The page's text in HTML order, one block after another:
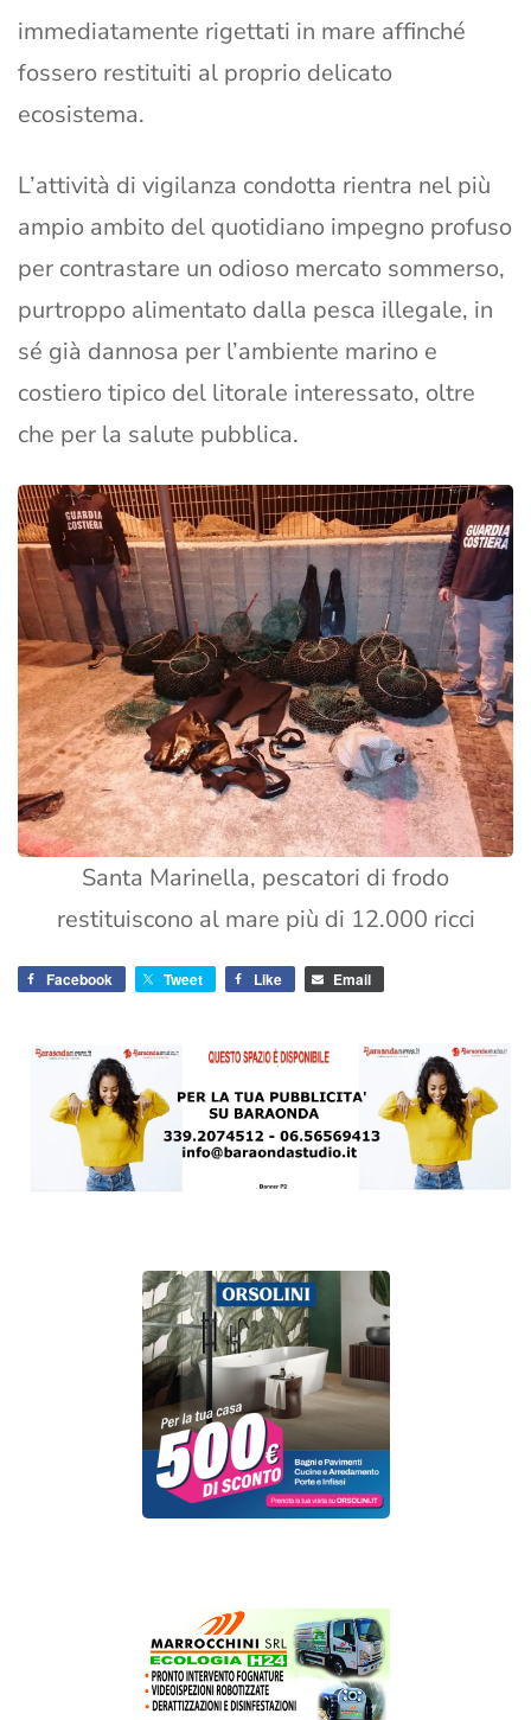
immediatamente rigettati in mare affinché
fossero restituiti al proprio delicato
ecosistema.
L’attività di vigilanza condotta rientra nel più
ampio ambito del quotidiano impegno profuso
per contrastare un odioso mercato sommerso,
purtroppo alimentato dalla pesca illegale, in
sé già dannosa per l’ambiente marino e
costiero tipico del litorale interessato, oltre
che per la salute pubblica.
Santa Marinella, pescatori di frodo
restituiscono al mare più di 12.000 ricci
Facebook Tweet Like Email